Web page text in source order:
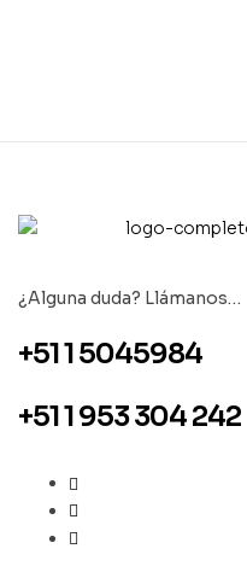
¿Alguna duda? Llámanos…
+51 1 5045984
+51 1 953 304 242